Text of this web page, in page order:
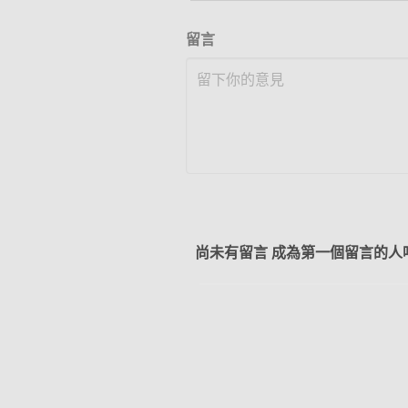
留言
尚未有留言 成為第一個留言的人